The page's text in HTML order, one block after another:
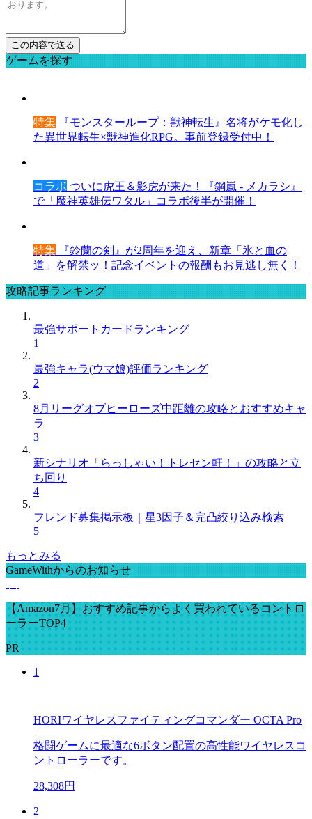
ゲームを探す
特集 『モンスターループ：獣神転生』名将がケモ化し
た異世界転生×獣神進化RPG。事前登録受付中！
コラボ ついに虎王＆影虎が来た！『鋼嵐 - メカラシ』
で「魔神英雄伝ワタル」コラボ後半が開催！
特集 『鈴蘭の剣』が2周年を迎え、新章「氷と血の
道」を解禁ッ！記念イベントの報酬もお見逃し無く！
攻略記事ランキング
最強サポートカードランキング
1
最強キャラ(ウマ娘)評価ランキング
2
8月リーグオブヒーローズ中距離の攻略とおすすめキャ
ラ
3
新シナリオ「らっしゃい！トレセン軒！」の攻略と立
ち回り
4
フレンド募集掲示板｜星3因子＆完凸絞り込み検索
5
もっとみる
GameWithからのお知らせ
【Amazon7月】おすすめ記事からよく買われているコントロ
ーラーTOP4
PR
1
HORIワイヤレスファイティングコマンダー OCTA Pro
格闘ゲームに最適な6ボタン配置の高性能ワイヤレスコ
ントローラーです。
28,308円
2